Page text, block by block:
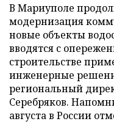
В Мариуполе
модернизация
новые объекты
вводятся с
строительстве
инженерные
региональный
Серебряков.
августа в России